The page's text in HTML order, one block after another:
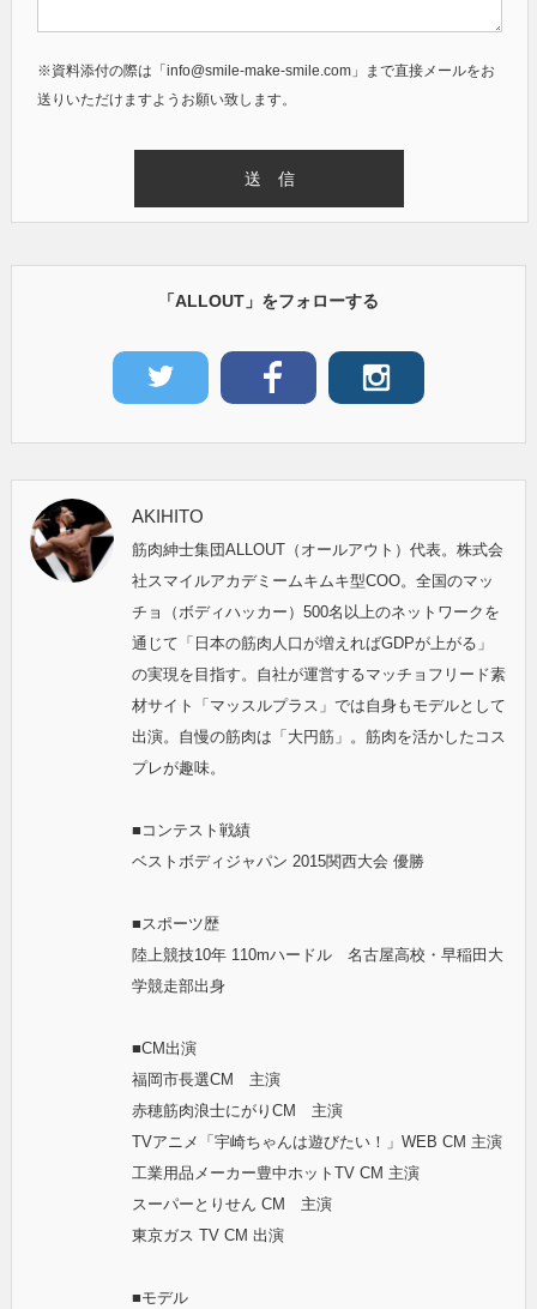
※資料添付の際は「info@smile-make-smile.com」まで直接メールをお
送りいただけますようお願い致します。
「ALLOUT」をフォローする
AKIHITO
筋肉紳士集団ALLOUT（オールアウト）代表。株式会
社スマイルアカデミームキムキ型COO。全国のマッ
チョ（ボディハッカー）500名以上のネットワークを
通じて「日本の筋肉人口が増えればGDPが上がる」
の実現を目指す。自社が運営するマッチョフリード素
材サイト「マッスルプラス」では自身もモデルとして
出演。自慢の筋肉は「大円筋」。筋肉を活かしたコス
プレが趣味。
■コンテスト戦績
ベストボディジャパン 2015関西大会 優勝
■スポーツ歴
陸上競技10年 110mハードル 名古屋高校・早稲田大
学競走部出身
■CM出演
福岡市長選CM 主演
赤穂筋肉浪士にがりCM 主演
TVアニメ「宇崎ちゃんは遊びたい！」WEB CM 主演
工業用品メーカー豊中ホットTV CM 主演
スーパーとりせん CM 主演
東京ガス TV CM 出演
■モデル